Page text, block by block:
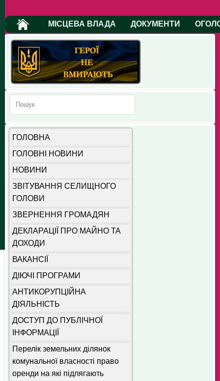
МІСЦЕВА ВЛАДА ДОКУМЕНТИ
ГОЛОВНА
ГОЛОВНІ НОВИНИ
НОВИНИ
ЗВІТУВАННЯ СЕЛИЩНОГО
ГОЛОВИ
ЗВЕРНЕННЯ ГРОМАДЯН
ДЕКЛАРАЦІЇ ПРО МАЙНО ТА
ДОХОДИ
ВАКАНСІЇ
ДІЮЧІ ПРОГРАМИ
АНТИКОРУПЦІЙНА
ДІЯЛЬНІСТЬ
ДОСТУП ДО ПУБЛІЧНОЇ
ІНФОРМАЦІЇ
Перелік земельних ділянок
комунальної власності право
оренди на які підлягають